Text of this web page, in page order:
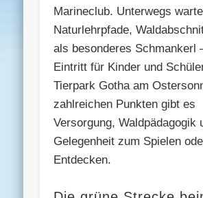
Marineclub. Unterwegs
Naturlehrpfade,
als besonderes Schmankerl
Eintritt für Kinder und
Tierpark Gotha am
zahlreichen Punkten gibt es
Versorgung, Waldpädagogik
Gelegenheit zum Spielen
Entdecken.